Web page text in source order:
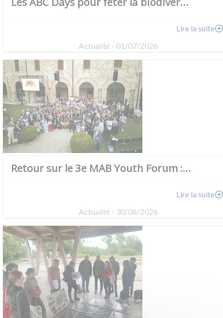
Lire la suite
Actualité - 01/07/2026
Retour sur le 3e MAB Youth Forum :…
Lire la suite
Actualité - 30/06/2026